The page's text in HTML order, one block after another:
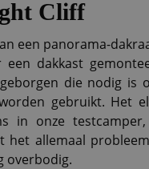
Cliff
een panorama-
dakkast
die nodig
gebruikt. Het
in onze
het allemaal
overbodig.